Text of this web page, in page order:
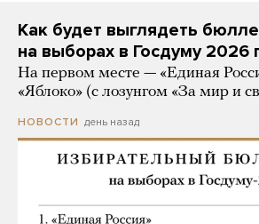
Как будет выглядеть
на выборах в Госдуму 2026
На первом месте — «Единая
«Яблоко» (с лозунгом «За мир и
НОВОСТИ день назад